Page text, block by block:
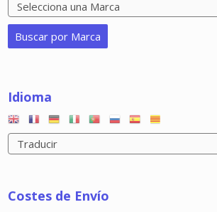
Idioma
Costes de Envío